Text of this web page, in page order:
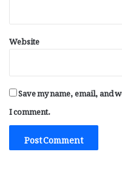
Website
Save my name, email, and
I comment.